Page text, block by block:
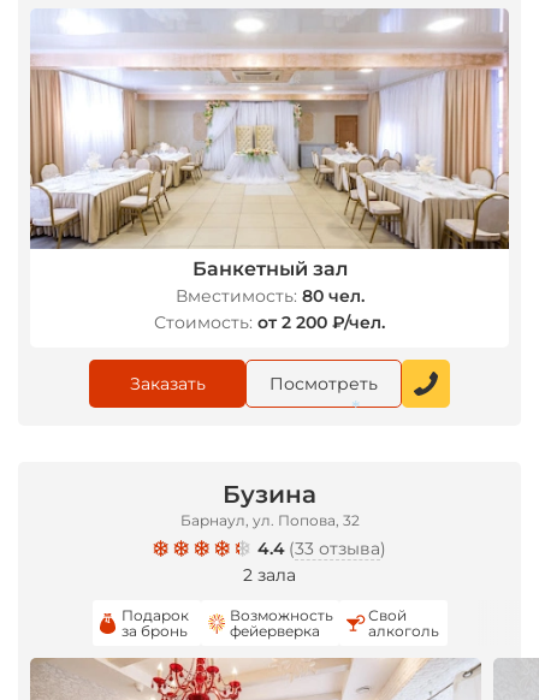
Банкетный зал
Вместимость: 80 чел.
Стоимость: от 2 200 ₽/чел.
Заказать Посмотреть
Бузина
Барнаул, ул. Попова, 32
4.4 (33 отзыва)
2 зала
Подарок
за бронь
Возможность
фейерверка
Свой
алкоголь